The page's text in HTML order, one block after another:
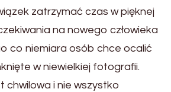
zatrzymać czas w pięknej
na nowego człowieka
co niemiara osób chce ocalić
w niewielkiej fotografii.
chwilowa i nie wszystko